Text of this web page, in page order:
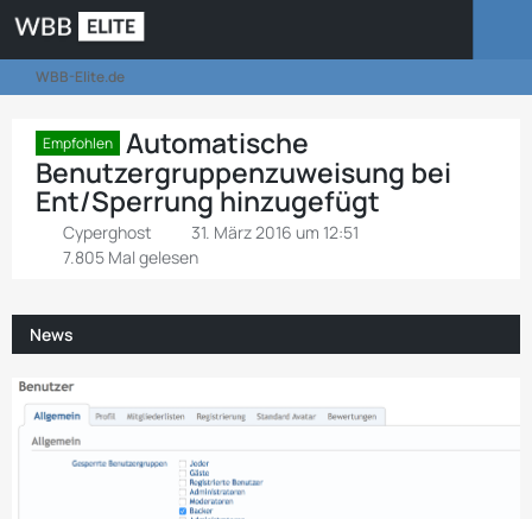
WBB-Elite.de
Empfohlen Automatische
Benutzergruppenzuweisung bei
Ent/Sperrung hinzugefügt
Cyperghost
31. März 2016 um 12:51
7.805 Mal gelesen
News